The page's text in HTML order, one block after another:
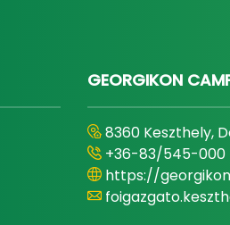
GEORGIKON
8360 Keszthely,
+36-83/545-000
https://